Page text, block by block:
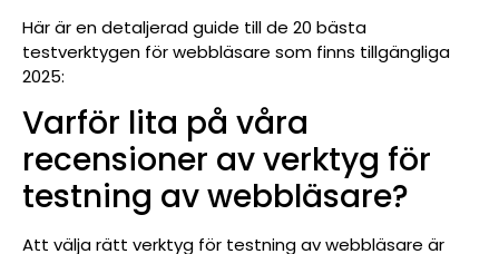
Här är en detaljerad guide till de 20 bästa
testverktygen för webbläsare som finns tillgängliga
2025:
Varför lita på våra
recensioner av verktyg för
testning av webbläsare?
Att välja rätt verktyg för testning av webbläsare är